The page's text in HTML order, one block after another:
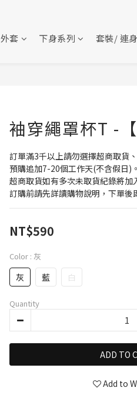
外套 下身系列 套裝/ 連身
袖穿繩罩杯T -
訂單滿3千以上請勿選擇超商取貨
預購追加7-20個工作天(不含假日)。
超商取貨如有多次未取貨紀錄將加
訂購前請先詳讀購物說明，下單後
NT$590
Color : 灰
灰 藍 白
Quantity
ADD TO
Add to